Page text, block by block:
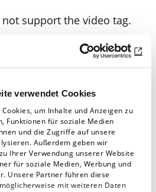
verwendet Cookies
um Inhalte und Anzeigen zu
Funktionen für soziale Medien
und die Zugriffe auf unsere
Außerdem geben wir
Ihrer Verwendung unserer Website
für soziale Medien, Werbung und
Unsere Partner führen diese
mit weiteren Daten
support the video tag.
rund um das Thema
digital.de